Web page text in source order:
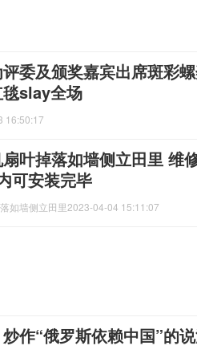
委及颁奖嘉宾出席斑彩
slay全场
16:50:17
叶掉落如墙侧立田里 维
可安装完毕
如墙侧立田里2023-04-04 15:11:07
作“俄罗斯依赖中国”的